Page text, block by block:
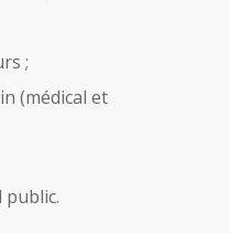
;
(médical et